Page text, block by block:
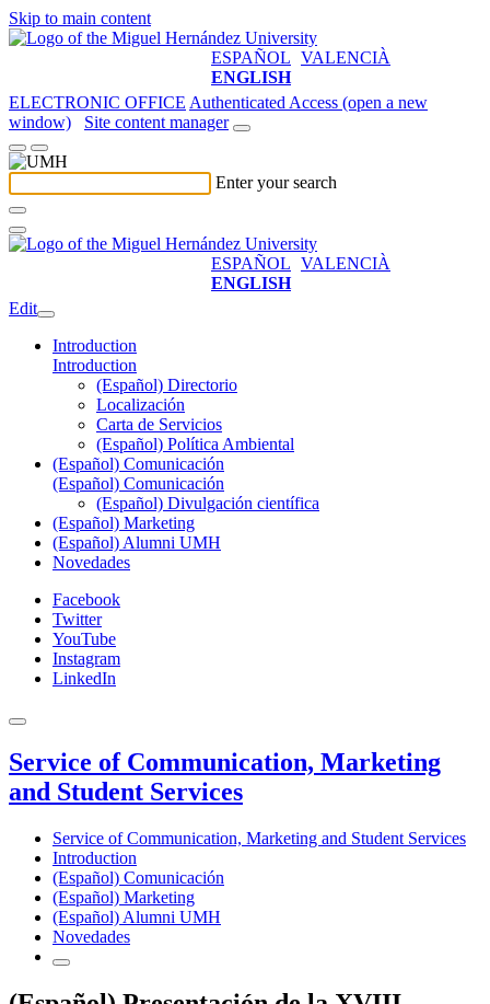
Skip to main content
ESPAÑOL VALENCIÀ
ENGLISH
ELECTRONIC OFFICE Authenticated Access (open a new
window)
Site content manager
Enter your search
ESPAÑOL VALENCIÀ
ENGLISH
Edit
Introduction
Introduction
(Español) Directorio
Localización
Carta de Servicios
(Español) Política Ambiental
(Español) Comunicación
(Español) Comunicación
(Español) Divulgación científica
(Español) Marketing
(Español) Alumni UMH
Novedades
Facebook
Twitter
YouTube
Instagram
LinkedIn
Service of Communication, Marketing
and Student Services
Service of Communication, Marketing and Student Services
Introduction
(Español) Comunicación
(Español) Marketing
(Español) Alumni UMH
Novedades